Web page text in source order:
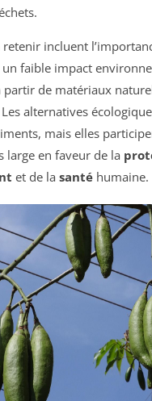
retenir incluent
faible impact
partir de matériaux
alternatives
mais elles
large en faveur de la
et de la santé humaine.